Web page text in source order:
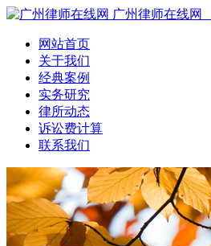
广州律师在线网
网站首页
关于我们
经典案例
实务研究
律所动态
诉讼费计算
联系我们